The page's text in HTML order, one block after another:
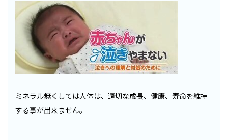
ミネラル無くしては人体は、適切な成長、健康、寿命を維持
する事が出来ません。